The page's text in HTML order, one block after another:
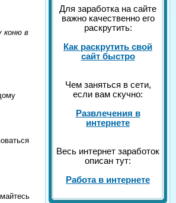
коню в
Для заработка на сайте
важно качественно его
раскрутить:
Как раскрутить свой
сайт быстро
Чем заняться в сети,
если вам скучно:
Развлечения в
интернете
Весь интернет заработок
описан тут:
Работа в интернете